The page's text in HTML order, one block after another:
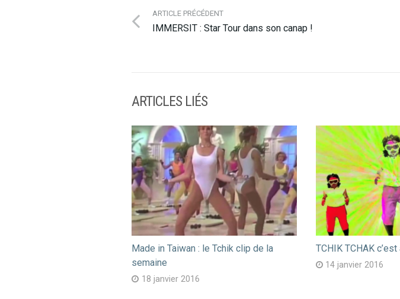
ARTICLE PRÉCÉDENT
IMMERSIT : Star Tour dans son canap !
ARTICLES LIÉS
Made in Taiwan : le Tchik clip de la
semaine
18 janvier 2016
TCHIK TCHAK
14 janvier 2016